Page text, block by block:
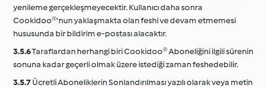
yenileme gerçekleşmeyecektir. Kullanıcı daha sonra
Cookidoo®'nun yaklaşmakta olan feshi ve devam etmemesi
hususunda bir bildirim e-postası alacaktır.
3.5.6Taraflardan herhangi biri Cookidoo® Aboneliğini ilgili sürenin
sonuna kadar geçerli olmak üzere istediği zaman feshedebilir.
3.5.7Ücretli Aboneliklerin Sonlandırılması yazılı olarak veya metin